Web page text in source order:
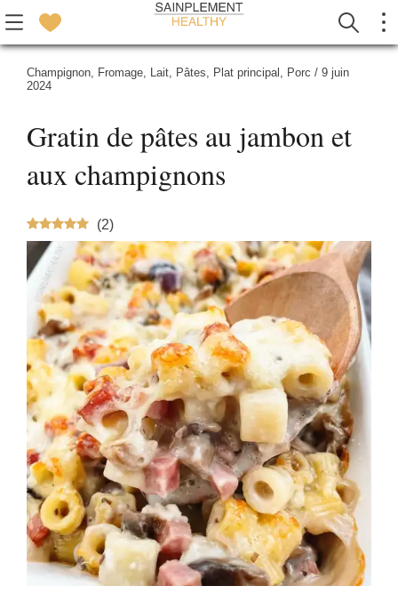
Champignon, Fromage, Lait, Pâtes, Plat principal , Porc / 9 juin
2024
Gratin de pâtes au jambon et
aux champignons
(2)